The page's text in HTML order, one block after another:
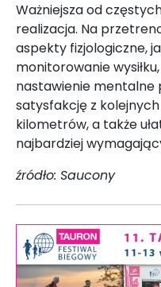
Ważniejsza od
realizacja. Na
aspekty fizjologiczne,
monitorowanie
nastawienie mentalne
satysfakcję z
kilometrów, a także
najbardziej
źródło: Saucony